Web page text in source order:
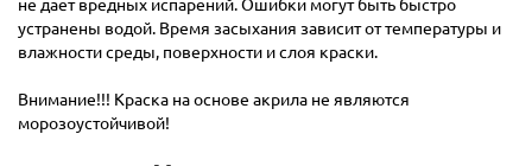
устранены водой. Время засыхания зависит от температуры и
влажности среды, поверхности и слоя краски.
Внимание!!! Краска на основе акрила не являются
морозоустойчивой!